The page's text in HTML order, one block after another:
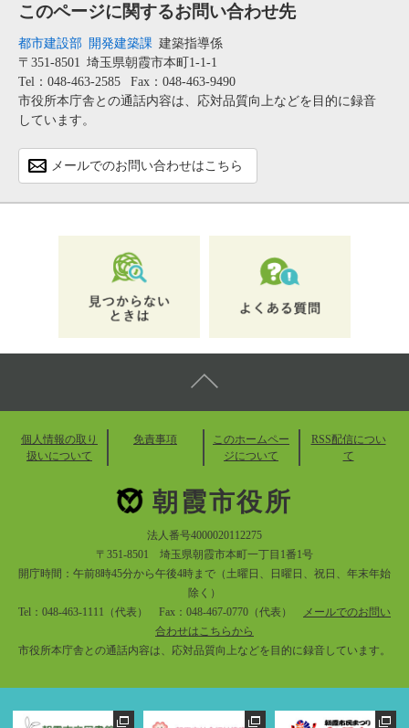
このページに関するお問い合わせ先
都市建設部 開発建築課 建築指導係
〒351-8501 埼玉県朝霞市本町1-1-1
Tel：048-463-2585
Fax：048-463-9490
市役所本庁舎との通話内容は、応対品質向上などを目的に録音
しています。
メールでのお問い合わせはこちら
個人情報の取り
扱いについて
免責事項
このホームペー
ジについて
RSS配信につい
て
朝霞市役所
法人番号4000020112275
〒351-8501 埼玉県朝霞市本町一丁目1番1号
開庁時間：午前8時45分から午後4時まで（土曜日、日曜日、祝日、年末年始
除く）
Tel：048-463-1111（代表） Fax：048-467-0770（代表）
メールでのお問い
合わせはこちらから
市役所本庁舎との通話内容は、応対品質向上などを目的に録音しています。